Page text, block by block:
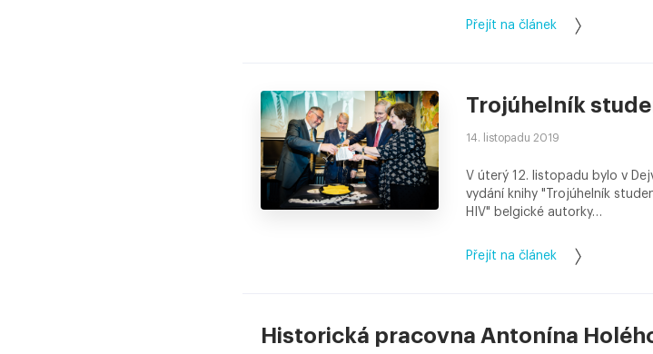
Přejít na článek
Trojúhelník
14. listopadu 2019
V úterý 12. listopadu bylo v
vydání knihy "Trojúhelník
HIV" belgické autorky…
Přejít na článek
Historická pracovna Antonína